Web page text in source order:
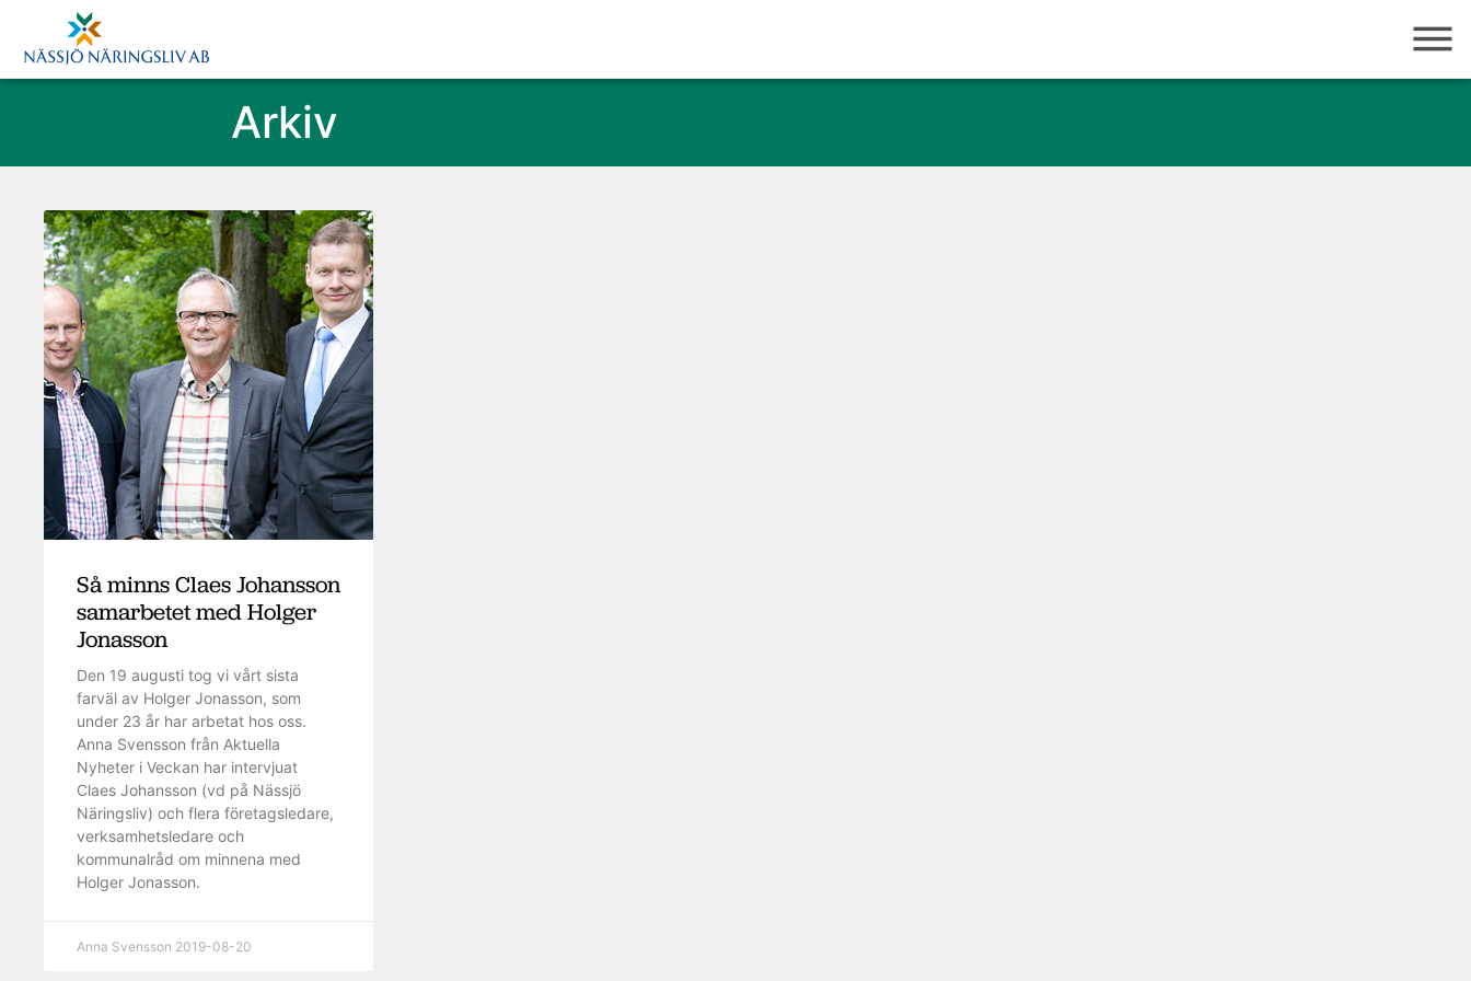
Arkiv
Så minns Claes Johansson
samarbetet med Holger
Jonasson
Den 19 augusti tog vi vårt sista
farväl av Holger Jonasson, som
under 23 år har arbetat hos oss.
Anna Svensson från Aktuella
Nyheter i Veckan har intervjuat
Claes Johansson (vd på Nässjö
Näringsliv) och flera företagsledare,
verksamhetsledare och
kommunalråd om minnena med
Holger Jonasson.
Anna Svensson 2019-08-20